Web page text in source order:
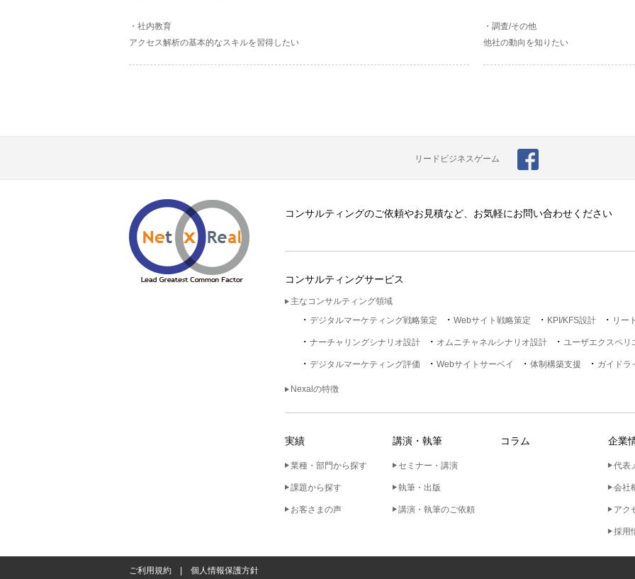
社内教育
アクセス解析の基本的なスキルを習得したい
調査/その他
他社の動向を知りたい
リードビジネスゲーム
コンサルティングのご依頼やお見積など、お気軽にお問い合わせください
コンサルティングサービス
主なコンサルティング領域
デジタルマーケティング戦略策定
Webサイト戦略策定 KPI/KFS設計 リー
ナーチャリングシナリオ設計 オムニチャネルシナリオ設計 ユーザエクスペリ
デジタルマーケティング評価 Webサイトサーベイ 体制構築支援 ガイドラ
Nexalの特徴
実績
業種・部門から探す
課題から探す
お客さまの声
講演・執筆
セミナー・講演
執筆・出版
講演・執筆のご依頼
コラム 企業
代表
会社
アク
採用
ご利用規約 個人情報保護方針